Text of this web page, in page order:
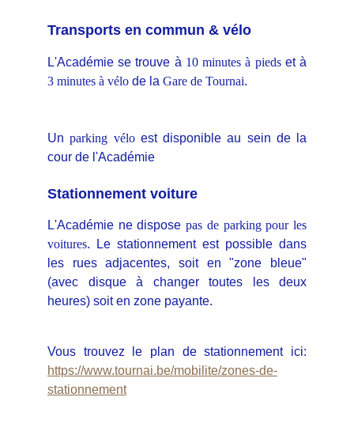
Transports en commun & vélo
L'Académie se trouve à 10 minutes à piedset à
3 minutes à vélo de la Gare de Tournai.
Unparking véloest disponible au sein de la
cour de l'Académie
Stationnement voiture
L'Académie ne disposepas de parking pour les
voitures. Le stationnement est possible dans
les rues adjacentes, soit en "zone bleue"
(avec disque à changer toutes les deux
heures) soit en zone payante.
Vous trouvez le plan de stationnement ici:
https://www.tournai.be/mobilite/zones-de-
stationnement